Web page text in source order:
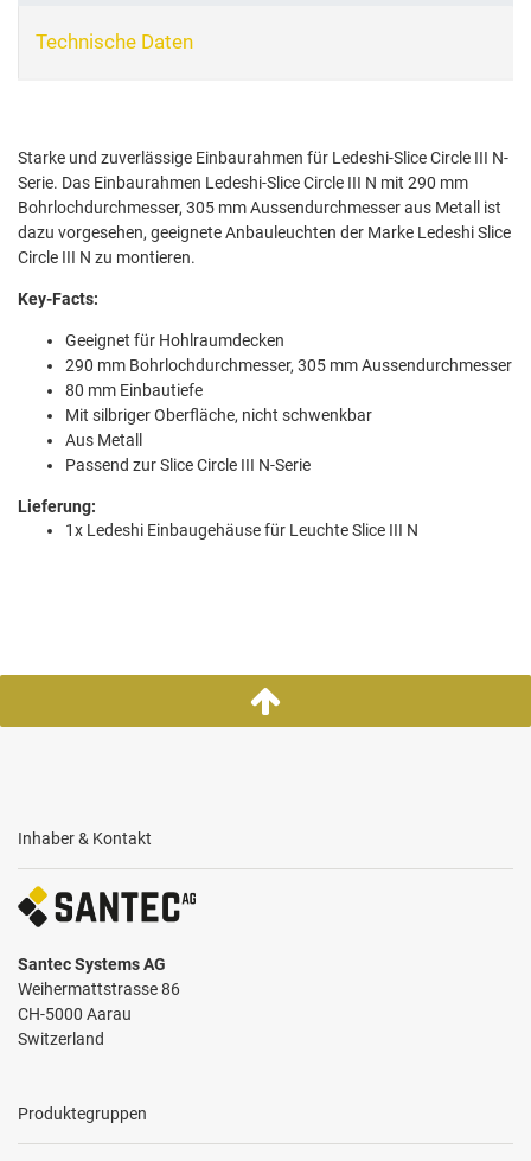
Technische Daten
Starke und zuverlässige Einbaurahmen für Ledeshi-Slice Circle III N-
Serie. Das Einbaurahmen Ledeshi-Slice Circle III N mit 290 mm
Bohrlochdurchmesser, 305 mm Aussendurchmesser aus Metall ist
dazu vorgesehen, geeignete Anbauleuchten der Marke Ledeshi Slice
Circle III N zu montieren.
Key-Facts:
Geeignet für Hohlraumdecken
290 mm Bohrlochdurchmesser, 305 mm Aussendurchmesser
80 mm Einbautiefe
Mit silbriger Oberfläche, nicht schwenkbar
Aus Metall
Passend zur Slice Circle III N-Serie
Lieferung:
1x Ledeshi Einbaugehäuse für Leuchte Slice III N
Inhaber & Kontakt
Santec Systems AG
Weihermattstrasse 86
CH-5000 Aarau
Switzerland
Produktegruppen